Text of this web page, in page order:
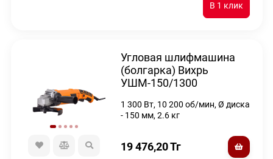
Угловая шлифмашина
(болгарка) Вихрь
УШМ-150/1300
1 300 Вт, 10 200 об/мин, Ø диска
- 150 мм, 2.6 кг
19 476,20Тг